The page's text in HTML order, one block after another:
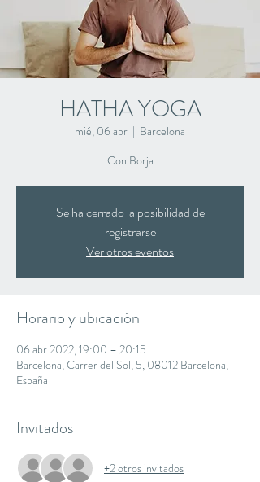
HATHA YOGA
mié, 06 abr
  |
Barcelona
Con Borja
Se ha cerrado la posibilidad de
registrarse
Ver otros eventos
Horario y ubicación
06 abr 2022, 19:00 – 20:15
Barcelona, Carrer del Sol, 5, 08012 Barcelona,
España
Invitados
+2 otros invitados